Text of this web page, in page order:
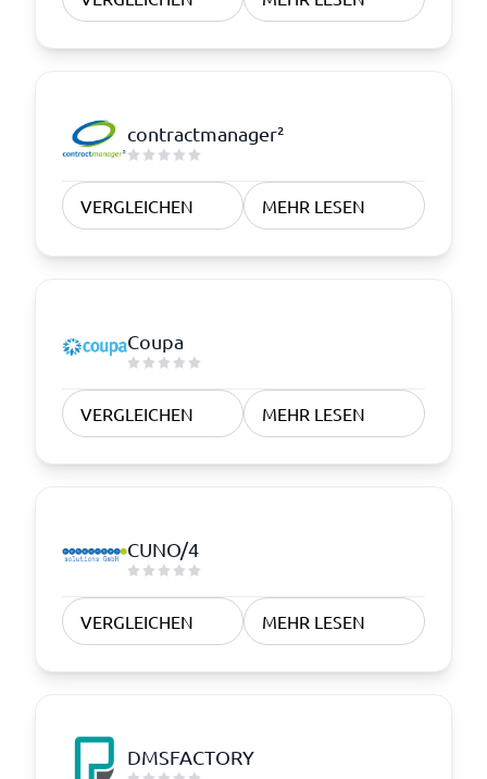
contractmanager²
VERGLEICHEN MEHR LESEN
Coupa
VERGLEICHEN MEHR LESEN
CUNO/4
VERGLEICHEN MEHR LESEN
DMSFACTORY